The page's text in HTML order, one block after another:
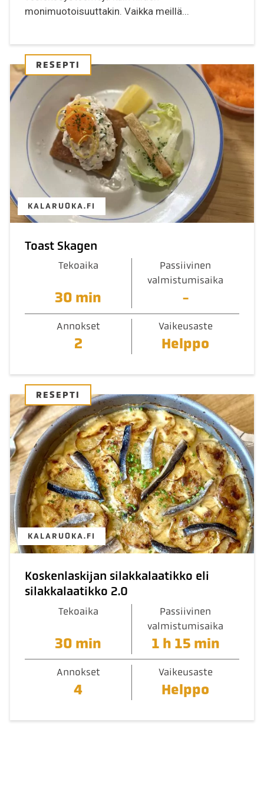
monimuotoisuuttakin. Vaikka meillä...
RESEPTI
KALARUOKA.FI
Toast Skagen
Tekoaika
30 min
Passiivinen
valmistumisaika
-
Annokset
2
Vaikeusaste
Helppo
RESEPTI
KALARUOKA.FI
Koskenlaskijan silakkalaatikko eli
silakkalaatikko 2.0
Tekoaika
30 min
Passiivinen
valmistumisaika
1 h 15 min
Annokset
4
Vaikeusaste
Helppo